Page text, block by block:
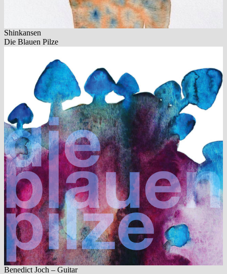
Shinkansen
Die Blauen Pilze
Benedict Joch – Guitar